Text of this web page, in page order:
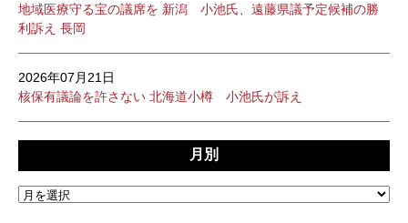
地域医療守る宝の議席を 新潟 小池氏、遠藤県議予定候補の勝
利訴え 長岡
2026年07月21日
核保有議論を許さない 北海道小樽 小池氏が訴え
月別